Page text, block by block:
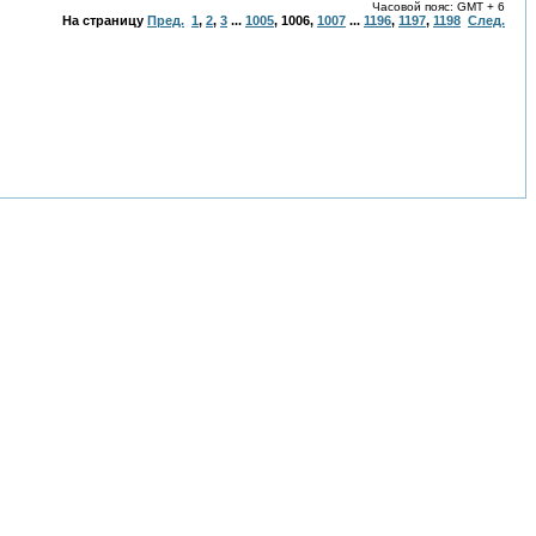
Часовой пояс: GMT + 6
На страницу Пред. 1, 2, 3 ... 1005, 1006, 1007 ... 1196, 1197, 1198 След.